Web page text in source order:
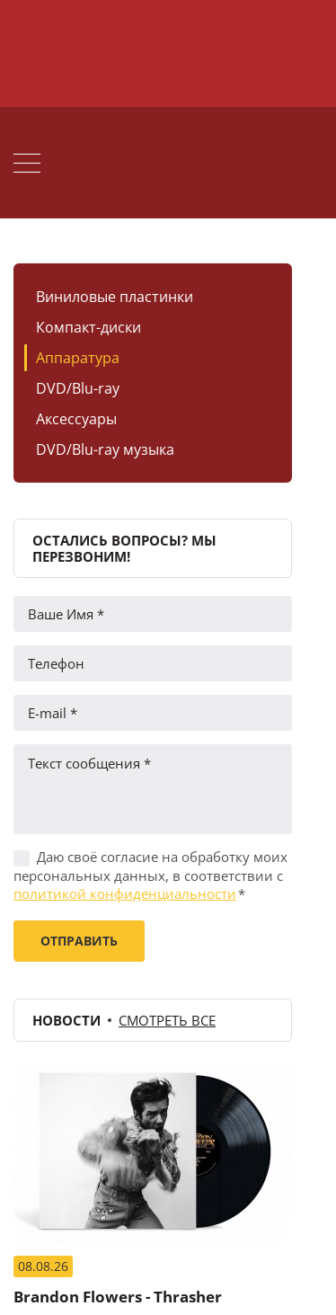
Виниловые пластинки
Компакт-диски
Аппаратура
DVD/Blu-ray
Аксессуары
DVD/Blu-ray музыка
ОСТАЛИСЬ ВОПРОСЫ? МЫ
ПЕРЕЗВОНИМ!
Даю своё согласие на обработку моих
персональных данных, в соответствии с
политикой конфиденциальности*
НОВОСТИ СМОТРЕТЬ ВСЕ
08.08.26
Brandon Flowers - Thrasher